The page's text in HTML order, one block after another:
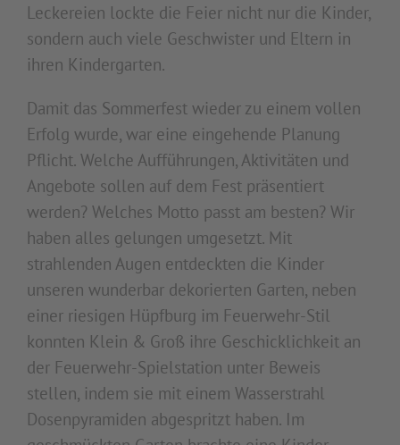
Leckereien lockte die Feier nicht nur die Kinder,
sondern auch viele Geschwister und Eltern in
ihren Kindergarten.
Damit das Sommerfest wieder zu einem vollen
Erfolg wurde, war eine eingehende Planung
Pflicht. Welche Aufführungen, Aktivitäten und
Angebote sollen auf dem Fest präsentiert
werden? Welches Motto passt am besten? Wir
haben alles gelungen umgesetzt. Mit
strahlenden Augen entdeckten die Kinder
unseren wunderbar dekorierten Garten, neben
einer riesigen Hüpfburg im Feuerwehr-Stil
konnten Klein & Groß ihre Geschicklichkeit an
der Feuerwehr-Spielstation unter Beweis
stellen, indem sie mit einem Wasserstrahl
Dosenpyramiden abgespritzt haben. Im